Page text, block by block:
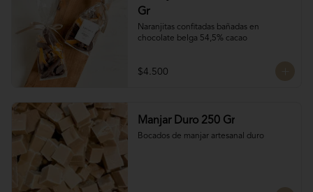
Gr
Naranjitas confitadas bañadas en
chocolate belga 54,5% cacao
$4.500
Manjar Duro 250 Gr
Bocados de manjar artesanal duro